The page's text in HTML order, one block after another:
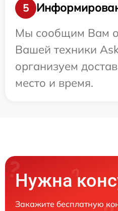
5
Мы сообщим Вам о
Вашей техники
организуем
место и время.
Нужна
Закажите бесплатную